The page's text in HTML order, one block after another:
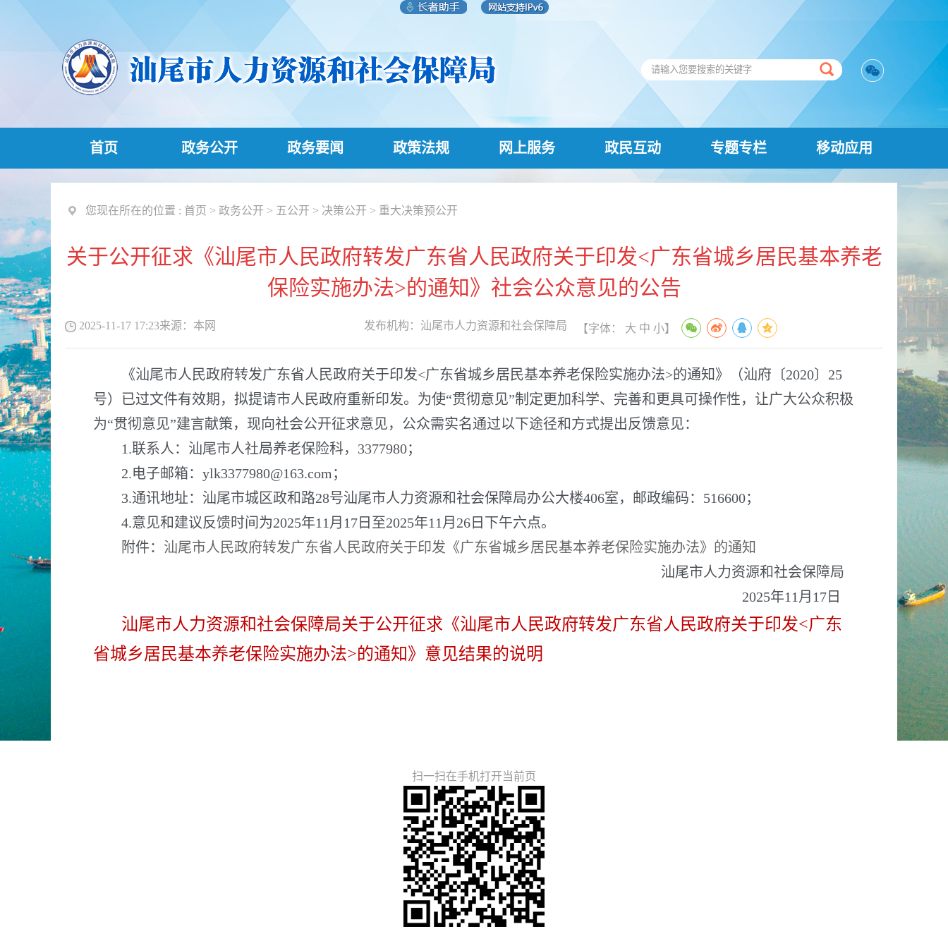
首页 政务公开 政务要闻 政策法规 网上服务 政民互动 专题专栏 移动应用
您现在所在的位置 : 首页 > 政务公开 > 五公开 > 决策公开 > 重大决策预公开
关于公开征求《汕尾市人民政府转发广东省人民政府关于印发<广东省城乡居民基本养老
保险实施办法>的通知》社会公众意见的公告
2025-11-17 17:23来源： 本网 发布机构： 汕尾市人力资源和社会保障局 【字体： 大 中 小】
《汕尾市人民政府转发广东省人民政府关于印发<广东省城乡居民基本养老保险实施办法>的通知》（汕府〔2020〕25
号）已过文件有效期，拟提请市人民政府重新印发。 为使“贯彻意见”制定更加科学、完善和更具可操作性，让广大公众积极
为“贯彻意见”建言献策，现向社会公开征求意见，公众需实名通过以下途径和方式提出反馈意见：
1.联系人：汕尾市人社局养老保险科，3377980；
2.电子邮箱：ylk3377980@163.com；
3.通讯地址：汕尾市城区政和路28号汕尾市人力资源和社会保障局办公大楼406室，邮政编码：516600；
4.意见和建议反馈时间为2025年11月17日至2025年11月26日下午六点。
附件： 汕尾市人民政府转发广东省人民政府关于印发《广东省城乡居民基本养老保险实施办法》的通知
汕尾市人力资源和社会保障局
2025年11月17日
汕尾市人力资源和社会保障局关于公开征求《汕尾市人民政府转发广东省人民政府关于印发<广东
省城乡居民基本养老保险实施办法>的通知》意见结果的说明
扫一扫在手机打开当前页